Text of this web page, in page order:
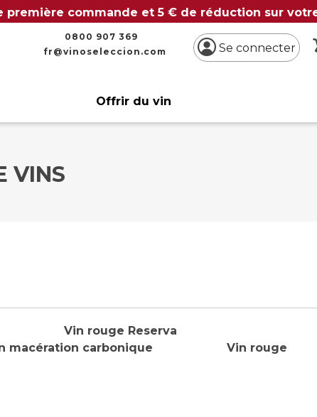
première commande et 5 € de réduction sur
0800 907 369
fr@vinoseleccion.com
Se connecter
Offrir du vin
VINS
Vin rouge Reserva
macération carbonique Vin rouge